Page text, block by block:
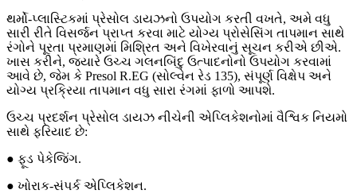
થર્મો-પ્લાસ્ટિકમાં પ્રેસોલ ડાયઝનો ઉપયોગ કરતી વખતે, અમે વધુ
સારી રીતે વિસર્જન પ્રાપ્ત કરવા માટે યોગ્ય પ્રોસેસિંગ તાપમાન સાથે
રંગોને પૂરતા પ્રમાણમાં મિશ્રિત અને વિખેરવાનું સૂચન કરીએ છીએ.
ખાસ કરીને, જ્યારે ઉચ્ચ ગલનબિંદુ ઉત્પાદનોનો ઉપયોગ કરવામાં
આવે છે, જેમ કે Presol R.EG (સોલ્વેન રેડ 135), સંપૂર્ણ વિક્ષેપ અને
યોગ્ય પ્રક્રિયા તાપમાન વધુ સારા રંગમાં ફાળો આપશે.
ઉચ્ચ પ્રદર્શન પ્રેસોલ ડાયઝ નીચેની એપ્લિકેશનોમાં વૈશ્વિક નિયમો
સાથે ફરિયાદ છે:
● ફૂડ પેકેજિંગ.
● ખોરાક-સંપર્ક એપ્લિકેશન.